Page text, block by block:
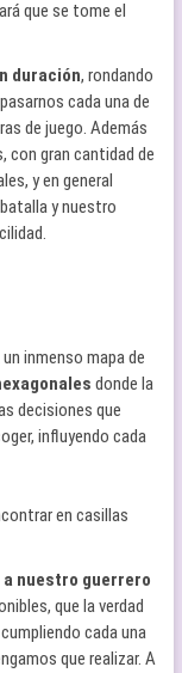
que se tome el
duración, rondando
cada una de
de juego. Además
con gran cantidad de
y en general
y nuestro
inmenso mapa de
donde la
decisiones que
influyendo cada
en casillas
nuestro guerrero
que la verdad
cada una
que realizar. A